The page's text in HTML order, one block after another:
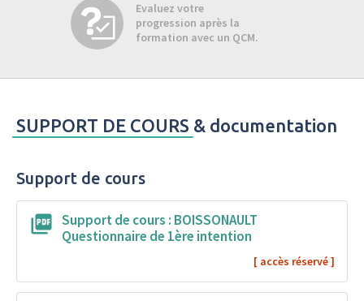
test
Evaluez votre
progression après la
formation avec un QCM.
SUPPORT DE COURS & documentation
Support de cours
Support de cours : BOISSONAULT
Questionnaire de 1ère intention